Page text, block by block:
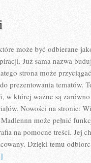
może być odbierane
Już sama nazwa
strona może
prezentowania tematów.
w której ważne są
Nowości na stronie:
może pełnić
na pomocne treści. Jej
Dzięki temu